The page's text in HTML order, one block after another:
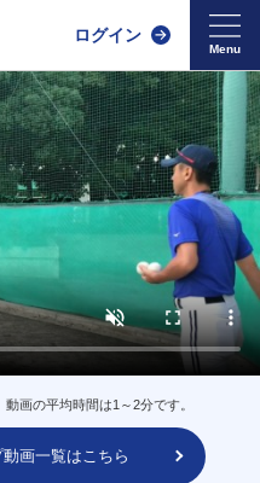
ログイン
画の平均時間は1～2分です。
画一覧はこちら